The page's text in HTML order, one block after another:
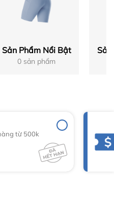
Sản Phẩm Nổi Bật
0 sản phẩm
từ 500k